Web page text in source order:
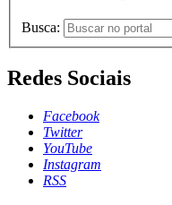
Busca:
Redes Sociais
Facebook
Twitter
YouTube
Instagram
RSS